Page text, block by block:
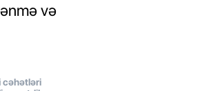
və
cəhətləri